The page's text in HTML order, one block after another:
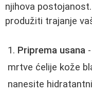
njihova
produžiti trajanje
Priprema usana
mrtve ćelije kože
nanesite